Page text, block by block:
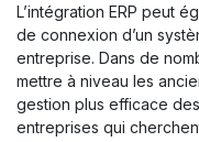
L’intégration ERP peut
de connexion d’un
entreprise. Dans de
mettre à niveau les
gestion plus efficace
entreprises qui